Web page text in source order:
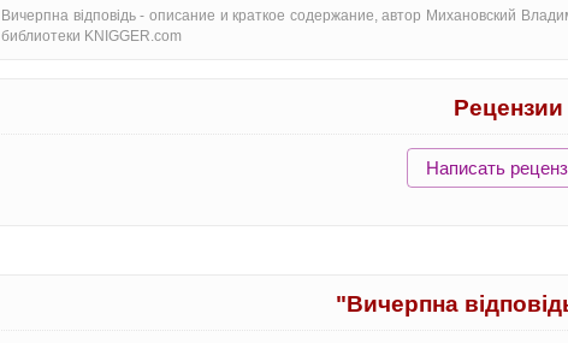
Вичерпна відповідь - oписание и краткое содержание, автор Михановский
библиотеки KNIGGER.com
Рецензии
Написать
"Вичерпна